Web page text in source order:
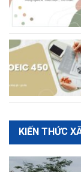
KIẾN THỨC